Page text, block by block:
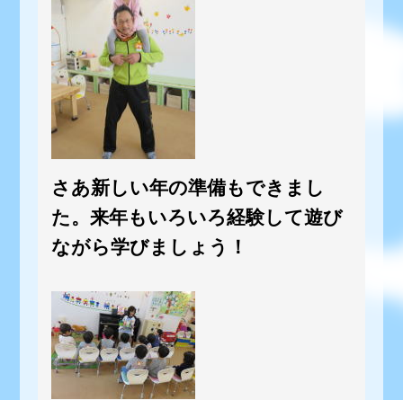
さあ新しい年の準備もできまし
た。来年もいろいろ経験して遊び
ながら学びましょう！